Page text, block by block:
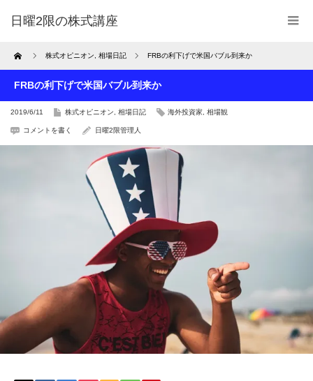
日曜2限の株式講座
Home 株式オピニオン 相場日記 FRBの利下げで米国バブル到来か
FRBの利下げで米国バブル到来か
2019/6/11 株式オピニオン 相場日記 海外投資家 相場観
コメントを書く 日曜2限管理人